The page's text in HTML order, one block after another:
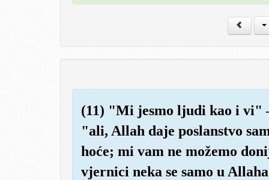
(11) "Mi jesmo ljudi kao i vi"
"ali, Allah daje poslanstvo
hoće; mi vam ne možemo
vjernici neka se samo u